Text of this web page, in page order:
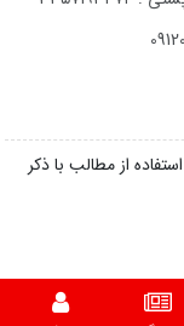
از مطالب با ذکر